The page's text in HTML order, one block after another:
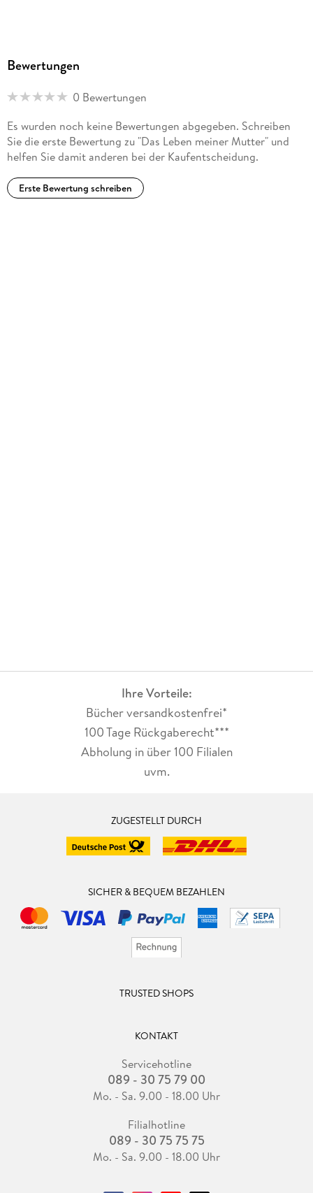
Bewertungen
0 Bewertungen
Es wurden noch keine Bewertungen abgegeben. Schreiben
Sie die erste Bewertung zu "Das Leben meiner Mutter" und
helfen Sie damit anderen bei der Kaufentscheidung.
Erste Bewertung schreiben
Ihre Vorteile:
Bücher versandkostenfrei*
100 Tage Rückgaberecht***
Abholung in über 100 Filialen
uvm.
ZUGESTELLT DURCH
SICHER & BEQUEM BEZAHLEN
TRUSTED SHOPS
KONTAKT
Servicehotline
089 - 30 75 79 00
Mo. - Sa. 9.00 - 18.00 Uhr
Filialhotline
089 - 30 75 75 75
Mo. - Sa. 9.00 - 18.00 Uhr